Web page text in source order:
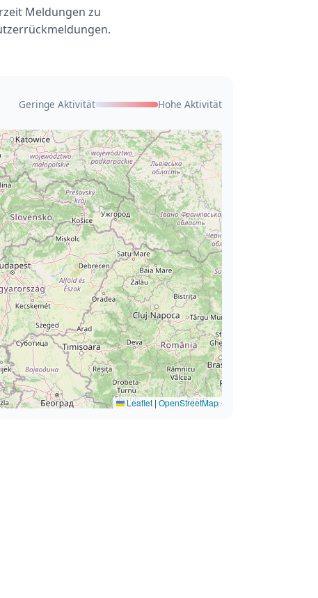
Meldungen zu
Geringe Aktivität Hohe Aktivität
Leaflet | OpenStreetMap